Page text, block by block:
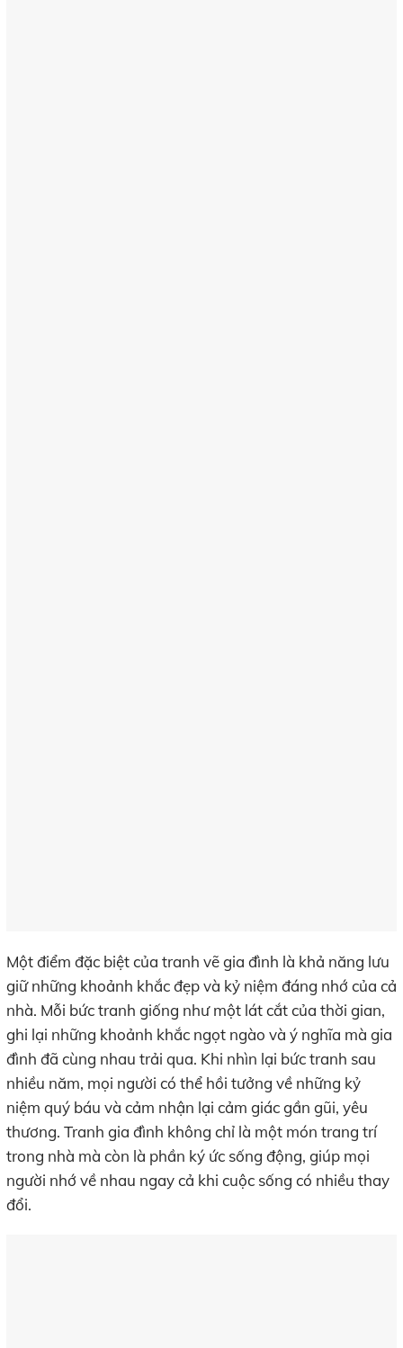
Một điểm đặc biệt của tranh vẽ gia đình là khả năng lưu
giữ những khoảnh khắc đẹp và kỷ niệm đáng nhớ của cả
nhà. Mỗi bức tranh giống như một lát cắt của thời gian,
ghi lại những khoảnh khắc ngọt ngào và ý nghĩa mà gia
đình đã cùng nhau trải qua. Khi nhìn lại bức tranh sau
nhiều năm, mọi người có thể hồi tưởng về những kỷ
niệm quý báu và cảm nhận lại cảm giác gần gũi, yêu
thương. Tranh gia đình không chỉ là một món trang trí
trong nhà mà còn là phần ký ức sống động, giúp mọi
người nhớ về nhau ngay cả khi cuộc sống có nhiều thay
đổi.